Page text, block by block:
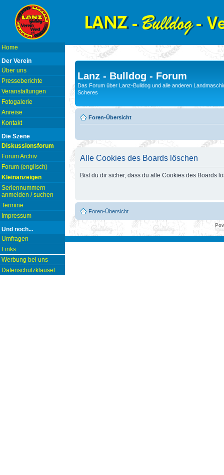
Home
Der Verein
Über uns
Presseberichte
Veranstaltungen
Fotogalerie
Anreise
Kontakt
Die Szene
Diskussionsforum
Forum Archiv
Forum (englisch)
Kleinanzeigen
Seriennummern
anmelden / suchen
Termine
Impressum
Und noch...
Umfragen
Links
Werbung bei uns
Datenschutzklausel
Lanz - Bulldog - Forum
Das Forum über Lanz-Bulldog und alle anderen
Scheres
Foren-Übersicht
Alle Cookies des Boards löschen
Bist du dir sicher, dass du alle Cookies des Boards
Foren-Übersicht